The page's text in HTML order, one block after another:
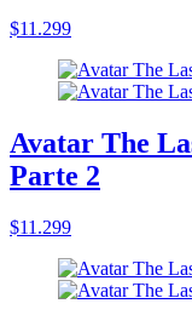
$11.299
Avatar The
Parte 2
$11.299